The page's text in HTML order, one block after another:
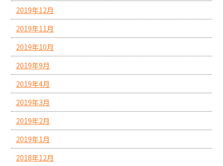
2019年12月
2019年11月
2019年10月
2019年9月
2019年4月
2019年3月
2019年2月
2019年1月
2018年12月